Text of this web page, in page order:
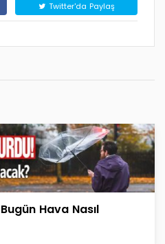
Twitter'da Paylaş
Hava Nasıl